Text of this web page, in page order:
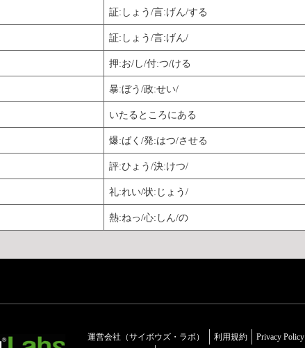
証:しょう/言:げん/する
証:しょう/言:げん/
押:お/し/付:つ/ける
暴:ぼう/政:せい/
いたるところにある
爆:ばく/発:はつ/させる
評:ひょう/決:けつ/
礼:れい/状:じょう/
熱:ねっ/心:しん/の
運営会社（サイボウズ・ラボ） 利用規約 Privacy Policy